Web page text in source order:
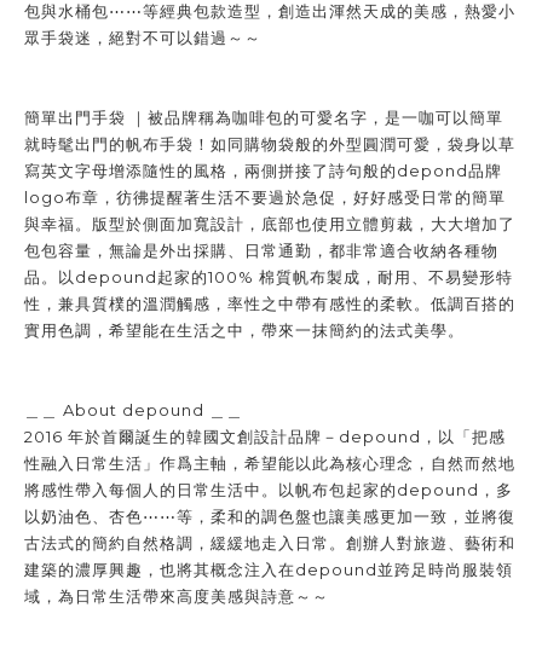
包與水桶包⋯⋯等經典包款造型，創造出渾然天成的美感，熱愛小
眾手袋迷，絕對不可以錯過～～
簡單出門手袋 ｜被品牌稱為咖啡包的可愛名字，是一咖可以簡單
就時髦出門的帆布手袋！如同購物袋般的外型圓潤可愛，袋身以草
寫英文字母增添隨性的風格，兩側拼接了詩句般的depond品牌
logo布章，彷彿提醒著生活不要過於急促，好好感受日常的簡單
與幸福。版型於側面加寬設計，底部也使用立體剪裁，大大增加了
包包容量，無論是外出採購、日常通勤，都非常適合收納各種物
品。以depound起家的100% 棉質帆布製成，耐用、不易變形特
性，兼具質樸的溫潤觸感，率性之中帶有感性的柔軟。低調百搭的
實用色調，希望能在生活之中，帶來一抹簡約的法式美學。
＿＿ About depound ＿＿
2016 年於首爾誕生的韓國文創設計品牌－ depound，以「把感
性融入日常生活」作爲主軸，希望能以此為核心理念，自然而然地
將感性帶入每個人的日常生活中。以帆布包起家的depound，多
以奶油色、杏色⋯⋯等，柔和的調色盤也讓美感更加一致，並將復
古法式的簡約自然格調，緩緩地走入日常。創辦人對旅遊、藝術和
建築的濃厚興趣，也將其概念注入在depound並跨足時尚服裝領
域，為日常生活帶來高度美感與詩意～～